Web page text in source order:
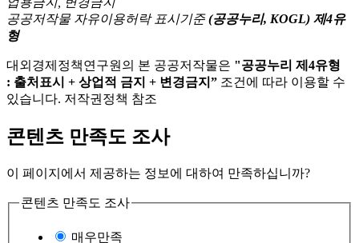
공공저작물 자유이용허락 표시기준 (공공누리, KOGL) 제4유
형
대외경제정책연구원의 본 공공저작물은 "공공누리 제4유형
: 출처표시 + 상업적 금지 + 변경금지” 조건에 따라 이용할 수
있습니다. 저작권정책 참조
콘텐츠 만족도 조사
이 페이지에서 제공하는 정보에 대하여 만족하십니까?
콘텐츠 만족도 조사
매우만족